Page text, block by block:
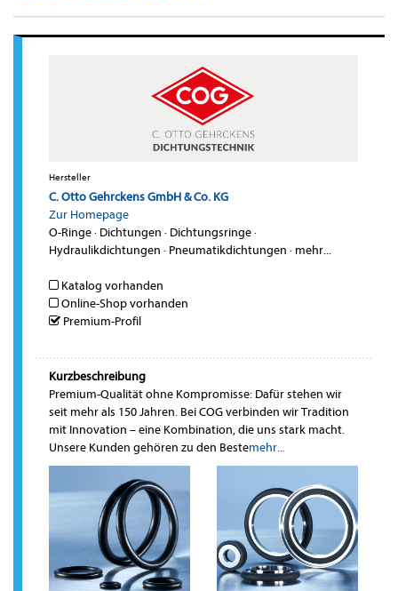
Hersteller
C. Otto Gehrckens GmbH & Co. KG
Zur Homepage
O-Ringe· Dichtungen · Dichtungsringe·
Hydraulikdichtungen · Pneumatikdichtungen · mehr...
Katalog vorhanden
Online-Shop vorhanden
Premium-Profil
Kurzbeschreibung
Premium-Qualität ohne Kompromisse: Dafür stehen wir
seit mehr als 150 Jahren. Bei COG verbinden wir Tradition
mit Innovation – eine Kombination, die uns stark macht.
Unsere Kunden gehören zu den Bestemehr...